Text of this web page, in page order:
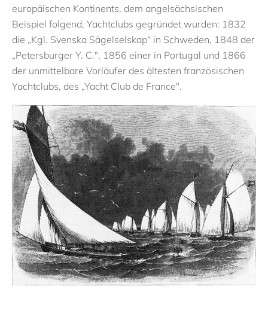
europäischen Kontinents, dem angelsächsischen
Beispiel folgend, Yachtclubs gegründet wurden: 1832
die „Kgl. Svenska Sägelselskap" in Schweden, 1848 der
„Petersburger Y. C.", 1856 einer in Portugal und 1866
der unmittelbare Vorläufer des ältesten französischen
Yachtclubs, des „Yacht Club de France".